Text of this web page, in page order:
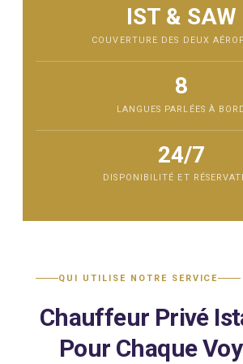
IST & SAW
COUVERTURE DES DEUX
8
LANGUES PARLÉES À
24/7
DISPONIBILITÉ ET
QUI UTILISE NOTRE SERVICE
Chauffeur Privé
Pour Chaque